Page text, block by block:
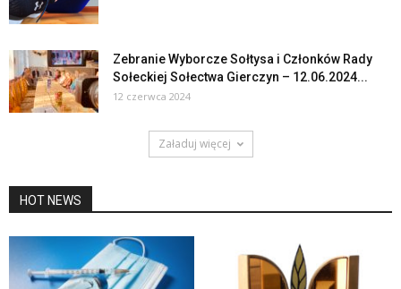
Zebranie Wyborcze Sołtysa i Członków Rady
Sołeckiej Sołectwa Gierczyn – 12.06.2024...
12 czerwca 2024
Załaduj więcej
HOT NEWS